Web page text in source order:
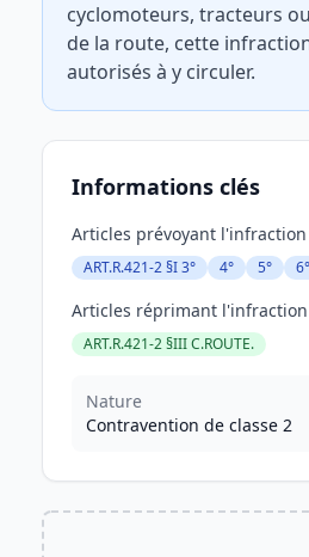
cyclomoteurs, tracteurs
de la route, cette
autorisés à y circuler.
Informations clés
Articles prévoyant l'infraction
ART.R.421-2 §I 3° 4° 5° 6°
Articles réprimant l'infraction
ART.R.421-2 §III C.ROUTE.
Nature
Contravention de classe 2